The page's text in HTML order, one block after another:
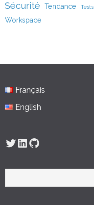
Sécurité Tendance Tests
Workspace
Français
English
Twitter
LinkedIn
GitHub